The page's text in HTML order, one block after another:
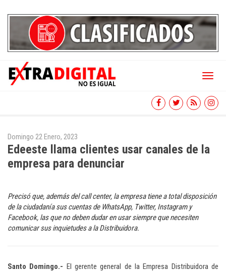
Toggle
Domingo 22 Enero, 2023
Edeeste llama clientes usar canales de la
empresa para denunciar
Precisó que, además del call center, la empresa tiene a total disposición
de la ciudadanía sus cuentas de WhatsApp, Twitter, Instagram y
Facebook, las que no deben dudar en usar siempre que necesiten
comunicar sus inquietudes a la Distribuidora.
Santo Domingo.- El gerente general de la Empresa Distribuidora de